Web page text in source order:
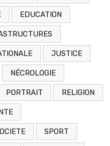
EDUCATION
JUSTICE
NÉCROLOGIE
PORTRAIT RELIGION
SPORT